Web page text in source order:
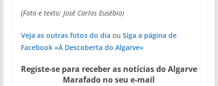
(Foto e texto: José Carlos Eusébio)
Veja as outras fotos do dia ou Siga a página de
Facebook «À Descoberta do Algarve»
Registe-se para receber as notícias do Algarve
Marafado no seu e-mail